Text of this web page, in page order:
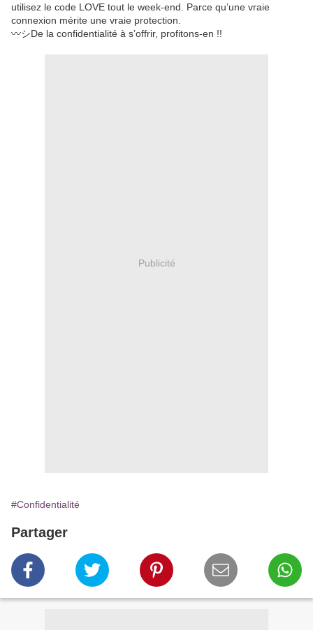
utilisez le code LOVE tout le week-end. Parce qu’une vraie
connexion mérite une vraie protection.
〰️シDe la confidentialité à s’offrir, profitons-en !!
Publicité
#Confidentialité
Partager